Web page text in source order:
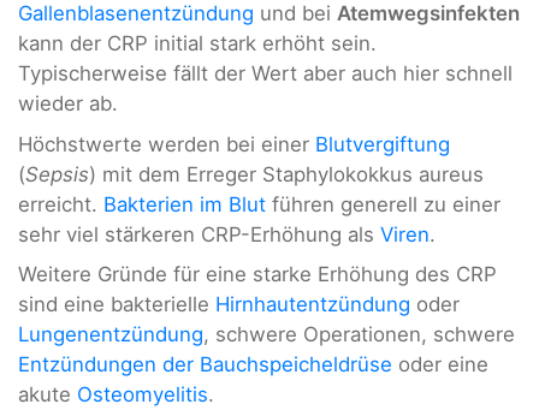
Gallenblasenentzündung und bei Atemwegsinfekten
kann der CRP initial stark erhöht sein.
Typischerweise fällt der Wert aber auch hier schnell
wieder ab.
Höchstwerte werden bei einer Blutvergiftung
(Sepsis) mit dem Erreger Staphylokokkus aureus
erreicht. Bakterien im Blut führen generell zu einer
sehr viel stärkeren CRP-Erhöhung als Viren.
Weitere Gründe für eine starke Erhöhung des CRP
sind eine bakterielle Hirnhautentzündung oder
Lungenentzündung, schwere Operationen, schwere
Entzündungen der Bauchspeicheldrüse oder eine
akute Osteomyelitis.